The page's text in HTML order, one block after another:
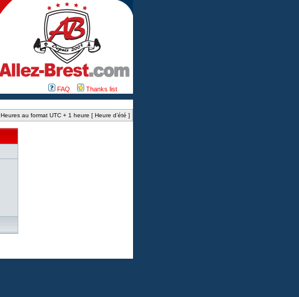
FAQ Thanks list
Heures au format UTC + 1 heure [ Heure d’été ]